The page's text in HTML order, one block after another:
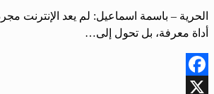
الحرية – باسمة اسماعيل: لم يعد الإنترنت
أداة معرفة، بل تحول إلى…
Facebook